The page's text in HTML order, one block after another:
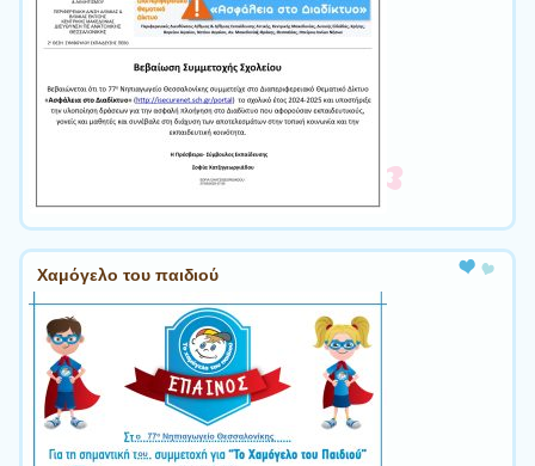
Χαμόγελο του παιδιού